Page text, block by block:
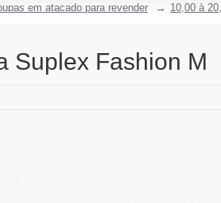
em atacado para revender 10,00 à
Suplex Fashion M